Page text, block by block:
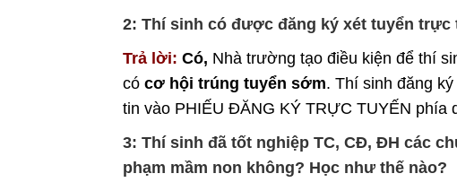
2: Thí sinh có được đăng ký xét tuyển
Trả lời: Có, Nhà trường tạo điều kiện để thí
có cơ hội trúng tuyển sớm. Thí sinh đăng
tin vào PHIẾU ĐĂNG KÝ TRỰC TUYẾN phía
3: Thí sinh đã tốt nghiệp TC, CĐ, ĐH các
phạm mầm non không? Học như thế nào?